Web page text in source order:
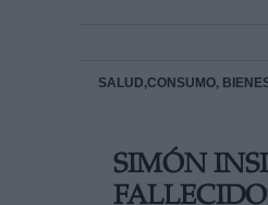
SALUD,CONSUMO,
SIMÓN
Destinatarios:
link
Información adicional
link